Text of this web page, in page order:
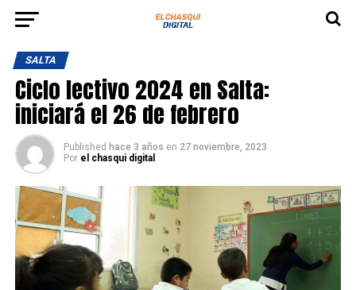
SALTA
Ciclo lectivo 2024 en Salta:
iniciará el 26 de febrero
Published hace 3 años en 27 noviembre, 2023
Por el chasqui digital